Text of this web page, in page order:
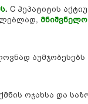
. C ჰეპატიტის
აუმჯობესებს
ოჯახსა და